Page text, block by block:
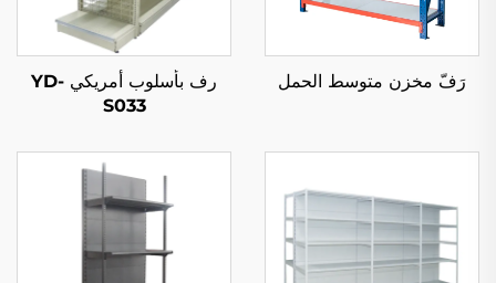
رَفّ مخزن متوسط الحمل
رف بأسلوب أمريكي YD-
S033